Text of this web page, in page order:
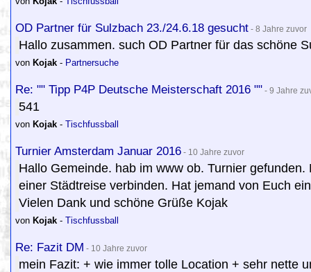
OD Partner für Sulzbach 23./24.6.18 gesucht - 8 Jahre zuvor
Hallo zusammen. such OD Partner für das schöne
von Kojak - Partnersuche
Re: "" Tipp P4P Deutsche Meisterschaft 2016 "" - 9 Jahre
541
von Kojak - Tischfussball
Turnier Amsterdam Januar 2016 - 10 Jahre zuvor
Hallo Gemeinde. hab im www ob. Turnier
einer Städtreise verbinden. Hat jemand von Euch
Vielen Dank und schöne Grüße Kojak
von Kojak - Tischfussball
Re: Fazit DM - 10 Jahre zuvor
mein Fazit: + wie immer tolle Location + sehr nette